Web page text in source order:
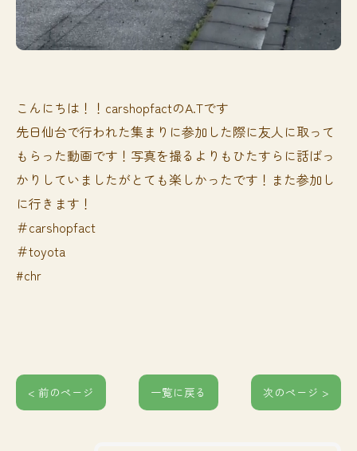
こんにちは！！carshopfactのA.Tです
先日仙台で行われた集まりに参加した際に友人に取って
もらった動画です！写真を撮るよりもひたすらに話ばっ
かりしていましたがとても楽しかったです！また参加し
に行きます！
＃carshopfact
＃toyota
#chr
< 前のページ 一覧に戻る 次のページ >